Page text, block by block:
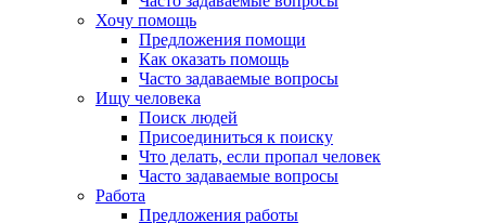
Хочу помощь
Предложения помощи
Как оказать помощь
Часто задаваемые вопросы
Ищу человека
Поиск людей
Присоединиться к поиску
Что делать, если пропал человек
Часто задаваемые вопросы
Работа
Предложения работы